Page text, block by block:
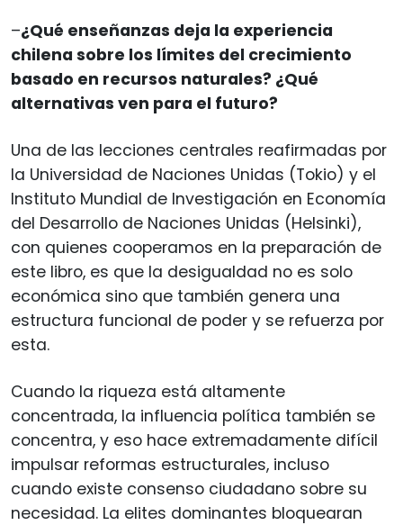
–¿Qué enseñanzas deja la experiencia
chilena sobre los límites del crecimiento
basado en recursos naturales? ¿Qué
alternativas ven para el futuro?
Una de las lecciones centrales reafirmadas por
la Universidad de Naciones Unidas (Tokio) y el
Instituto Mundial de Investigación en Economía
del Desarrollo de Naciones Unidas (Helsinki),
con quienes cooperamos en la preparación de
este libro, es que la desigualdad no es solo
económica sino que también genera una
estructura funcional de poder y se refuerza por
esta.
Cuando la riqueza está altamente
concentrada, la influencia política también se
concentra, y eso hace extremadamente difícil
impulsar reformas estructurales, incluso
cuando existe consenso ciudadano sobre su
necesidad. La elites dominantes bloquearan